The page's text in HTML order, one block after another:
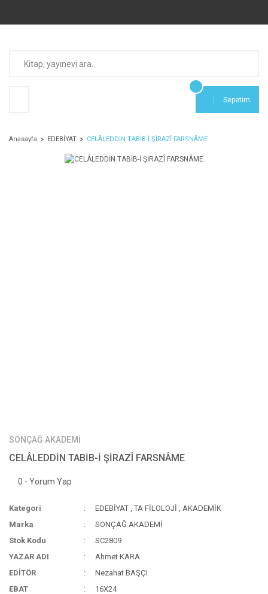
Sepetim
Anasayfa EDEBİYAT CELÂLEDDİN TABİB-İ ŞİRAZÎ FARSNÂME
SONÇAĞ AKADEMİ
CELÂLEDDİN TABİB-İ ŞİRAZÎ FARSNÂME
0 - Yorum Yap
Kategori EDEBİYAT ,TA FİLOLOJİ ,AKADEMİK
Marka
SONÇAĞ AKADEMİ
Stok Kodu
SC2809
YAZAR ADI
Ahmet KARA
EDİTÖR
Nezahat BAŞÇI
EBAT
16X24